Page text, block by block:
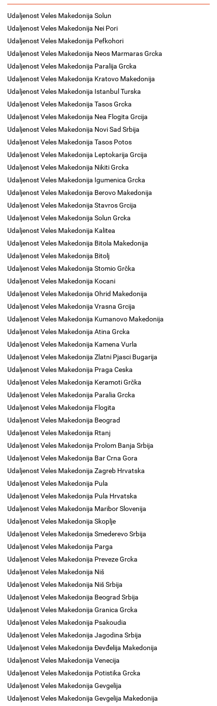
Udaljenost Veles Makedonija Solun
Udaljenost Veles Makedonija Nei Pori
Udaljenost Veles Makedonija Pefkohori
Udaljenost Veles Makedonija Neos Marmaras Grcka
Udaljenost Veles Makedonija Paralija Grcka
Udaljenost Veles Makedonija Kratovo Makedonija
Udaljenost Veles Makedonija Istanbul Turska
Udaljenost Veles Makedonija Tasos Grcka
Udaljenost Veles Makedonija Nea Flogita Grcija
Udaljenost Veles Makedonija Novi Sad Srbija
Udaljenost Veles Makedonija Tasos Potos
Udaljenost Veles Makedonija Leptokarija Grcija
Udaljenost Veles Makedonija Nikiti Grcka
Udaljenost Veles Makedonija Igumenica Grcka
Udaljenost Veles Makedonija Berovo Makedonija
Udaljenost Veles Makedonija Stavros Grcija
Udaljenost Veles Makedonija Solun Grcka
Udaljenost Veles Makedonija Kalitea
Udaljenost Veles Makedonija Bitola Makedonija
Udaljenost Veles Makedonija Bitolj
Udaljenost Veles Makedonija Stomio Grčka
Udaljenost Veles Makedonija Kocani
Udaljenost Veles Makedonija Ohrid Makedonija
Udaljenost Veles Makedonija Vrasna Grcija
Udaljenost Veles Makedonija Kumanovo Makedonija
Udaljenost Veles Makedonija Atina Grcka
Udaljenost Veles Makedonija Kamena Vurla
Udaljenost Veles Makedonija Zlatni Pjasci Bugarija
Udaljenost Veles Makedonija Praga Ceska
Udaljenost Veles Makedonija Keramoti Grčka
Udaljenost Veles Makedonija Paralia Grcka
Udaljenost Veles Makedonija Flogita
Udaljenost Veles Makedonija Beograd
Udaljenost Veles Makedonija Rtanj
Udaljenost Veles Makedonija Prolom Banja Srbija
Udaljenost Veles Makedonija Bar Crna Gora
Udaljenost Veles Makedonija Zagreb Hrvatska
Udaljenost Veles Makedonija Pula
Udaljenost Veles Makedonija Pula Hrvatska
Udaljenost Veles Makedonija Maribor Slovenija
Udaljenost Veles Makedonija Skoplje
Udaljenost Veles Makedonija Smederevo Srbija
Udaljenost Veles Makedonija Parga
Udaljenost Veles Makedonija Preveze Grcka
Udaljenost Veles Makedonija Niš
Udaljenost Veles Makedonija Niš Srbija
Udaljenost Veles Makedonija Beograd Srbija
Udaljenost Veles Makedonija Granica Grcka
Udaljenost Veles Makedonija Psakoudia
Udaljenost Veles Makedonija Jagodina Srbija
Udaljenost Veles Makedonija Đevđelija Makedonija
Udaljenost Veles Makedonija Venecija
Udaljenost Veles Makedonija Potistika Grcka
Udaljenost Veles Makedonija Gevgelija
Udaljenost Veles Makedonija Gevgelija Makedonija